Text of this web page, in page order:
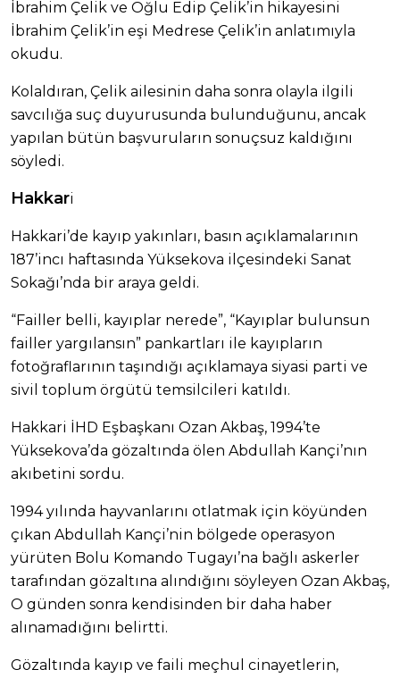
İbrahim Çelik ve Oğlu Edip Çelik’in hikayesini
İbrahim Çelik’in eşi Medrese Çelik’in anlatımıyla
okudu.
Kolaldıran, Çelik ailesinin daha sonra olayla ilgili
savcılığa suç duyurusunda bulunduğunu, ancak
yapılan bütün başvuruların sonuçsuz kaldığını
söyledi.
Hakkari
Hakkari’de kayıp yakınları, basın açıklamalarının
187’incı haftasında Yüksekova ilçesindeki Sanat
Sokağı’nda bir araya geldi.
“Failler belli, kayıplar nerede”, “Kayıplar bulunsun
failler yargılansın” pankartları ile kayıpların
fotoğraflarının taşındığı açıklamaya siyasi parti ve
sivil toplum örgütü temsilcileri katıldı.
Hakkari İHD Eşbaşkanı Ozan Akbaş, 1994’te
Yüksekova’da gözaltında ölen Abdullah Kançi’nın
akıbetini sordu.
1994 yılında hayvanlarını otlatmak için köyünden
çıkan Abdullah Kançi’nin bölgede operasyon
yürüten Bolu Komando Tugayı’na bağlı askerler
tarafından gözaltına alındığını söyleyen Ozan Akbaş,
O günden sonra kendisinden bir daha haber
alınamadığını belirtti.
Gözaltında kayıp ve faili meçhul cinayetlerin,